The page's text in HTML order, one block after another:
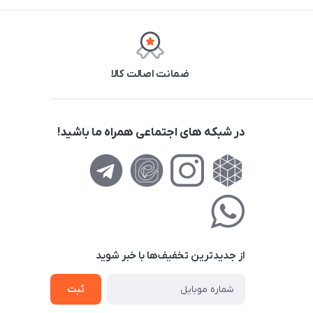
ضمانت اصالت کالا
در شبکه های اجتماعی همراه ما باشید!
از جدید‌ترین تخفیف‌ها با‌ خبر شوید
ثبت